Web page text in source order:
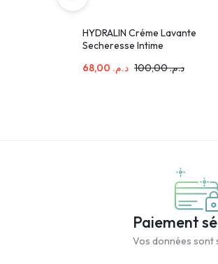
HYDRALIN Créme Lavante
Secheresse Intime
د.م.
د.م.100,00
Paiement
Vos données sont